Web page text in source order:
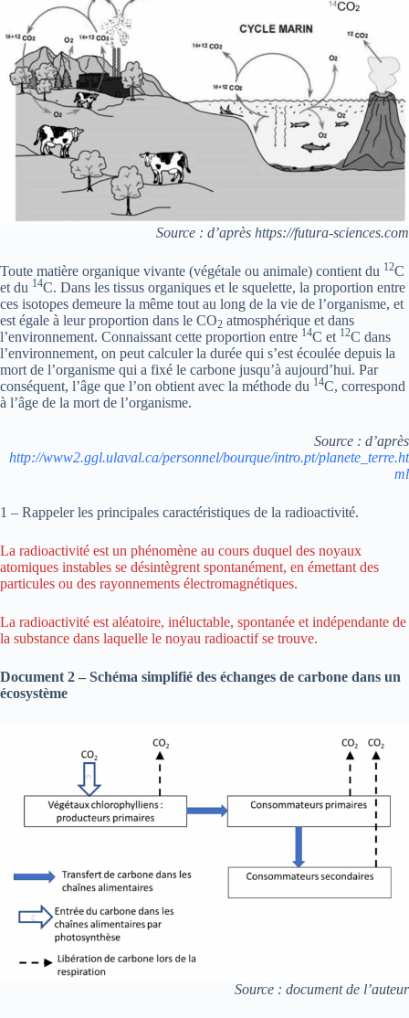
Source : d’après https://futura-sciences.com
Toute matière organique vivante (végétale ou animale) contient du 12C
et du 14C. Dans les tissus organiques et le squelette, la proportion entre
ces isotopes demeure la même tout au long de la vie de l’organisme, et
est égale à leur proportion dans le CO2 atmosphérique et dans
l’environnement. Connaissant cette proportion entre 14C et 12C dans
l’environnement, on peut calculer la durée qui s’est écoulée depuis la
mort de l’organisme qui a fixé le carbone jusqu’à aujourd’hui. Par
conséquent, l’âge que l’on obtient avec la méthode du 14C, correspond
à l’âge de la mort de l’organisme.
Source : d’après
http://www2.ggl.ulaval.ca/personnel/bourque/intro.pt/planete_terre.ht
ml
1 – Rappeler les principales caractéristiques de la radioactivité.
La radioactivité est un phénomène au cours duquel des noyaux
atomiques instables se désintègrent spontanément, en émettant des
particules ou des rayonnements électromagnétiques.
La radioactivité est aléatoire, inéluctable, spontanée et indépendante de
la substance dans laquelle le noyau radioactif se trouve.
Document 2 – Schéma simplifié des échanges de carbone dans un
écosystème
Source : document de l’auteur